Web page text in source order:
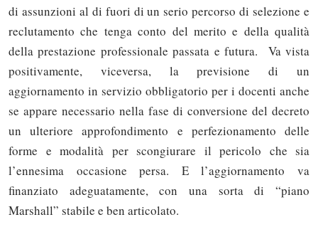
di assunzioni al di fuori di un serio percorso di selezione e
reclutamento che tenga conto del merito e della qualità
della prestazione professionale passata e futura. Va vista
positivamente, viceversa, la previsione di un
aggiornamento in servizio obbligatorio per i docenti anche
se appare necessario nella fase di conversione del decreto
un ulteriore approfondimento e perfezionamento delle
forme e modalità per scongiurare il pericolo che sia
l’ennesima occasione persa. E l’aggiornamento va
finanziato adeguatamente, con una sorta di “piano
Marshall” stabile e ben articolato.